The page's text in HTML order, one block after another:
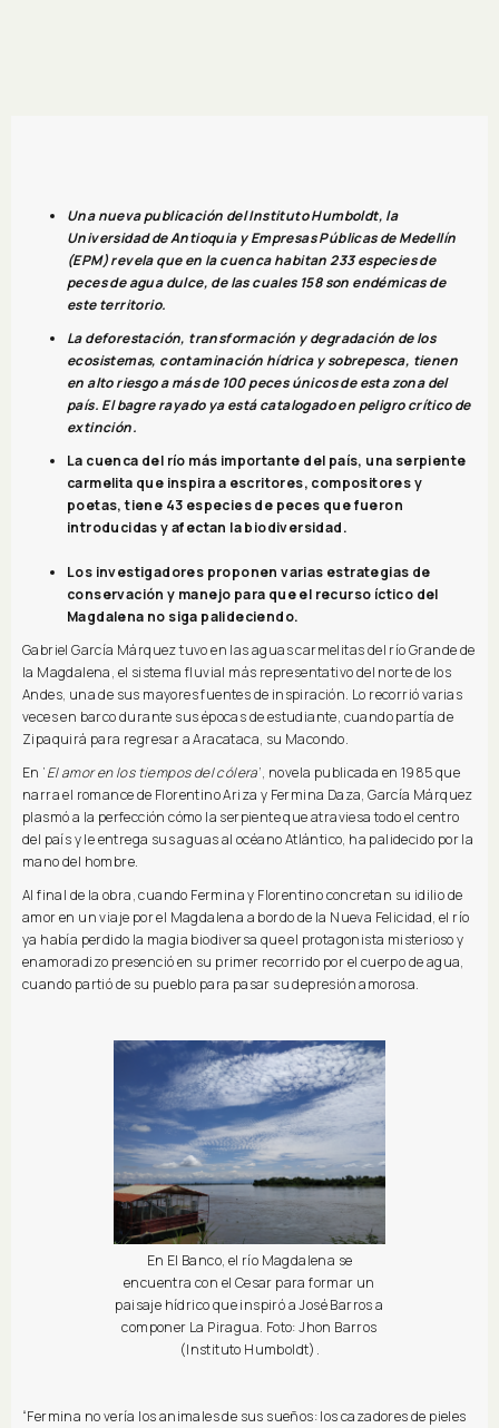
Una nueva publicación del Instituto Humboldt, la
Universidad de Antioquia y Empresas Públicas de Medellín
(EPM) revela que en la cuenca habitan 233 especies de
peces de agua dulce, de las cuales 158 son endémicas de
este territorio.
La deforestación, transformación y degradación de los
ecosistemas, contaminación hídrica y sobrepesca, tienen
en alto riesgo a más de 100 peces únicos de esta zona del
país. El bagre rayado ya está catalogado en peligro crítico de
extinción.
La cuenca del río más importante del país, una serpiente
carmelita que inspira a escritores, compositores y
poetas, tiene 43 especies de peces que fueron
introducidas y afectan la biodiversidad.
Los investigadores proponen varias estrategias de
conservación y manejo para que el recurso íctico del
Magdalena no siga palideciendo.
Gabriel García Márquez tuvo en las aguas carmelitas del río Grande de
la Magdalena, el sistema fluvial más representativo del norte de los
Andes, una de sus mayores fuentes de inspiración. Lo recorrió varias
veces en barco durante sus épocas de estudiante, cuando partía de
Zipaquirá para regresar a Aracataca, su Macondo.
En ‘El amor en los tiempos del cólera’, novela publicada en 1985 que
narra el romance de Florentino Ariza y Fermina Daza, García Márquez
plasmó a la perfección cómo la serpiente que atraviesa todo el centro
del país y le entrega sus aguas al océano Atlántico, ha palidecido por la
mano del hombre.
Al final de la obra, cuando Fermina y Florentino concretan su idilio de
amor en un viaje por el Magdalena a bordo de la Nueva Felicidad, el río
ya había perdido la magia biodiversa que el protagonista misterioso y
enamoradizo presenció en su primer recorrido por el cuerpo de agua,
cuando partió de su pueblo para pasar su depresión amorosa.
En El Banco, el río Magdalena se
encuentra con el Cesar para formar un
paisaje hídrico que inspiró a José Barros a
componer La Piragua. Foto: Jhon Barros
(Instituto Humboldt).
“Fermina no vería los animales de sus sueños: los cazadores de pieles